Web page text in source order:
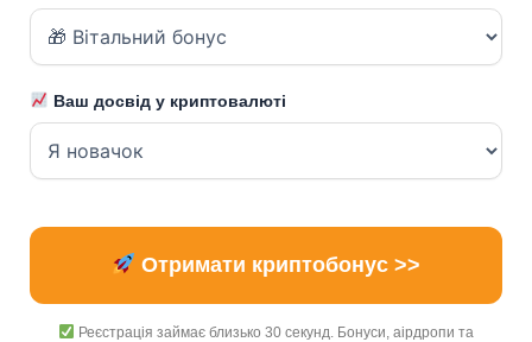
Ваш досвід у криптовалюті
Отримати криптобонус >>
Реєстрація займає близько 30 секунд. Бонуси, аірдропи та